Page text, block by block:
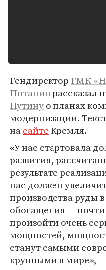
Гендиректор ГМК
Потанинрассказал
Путинуо планах
модернизации.
насайте Кремля.
«У нас стартовала
развития,
результате
нас должен
производства руды
обогащения —
произойти очень
мощностей,
станут самыми
крупными в мире»,